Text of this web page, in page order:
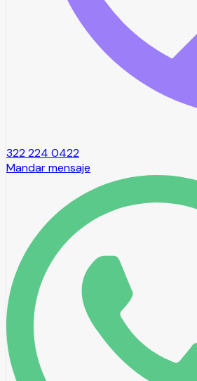
322 224 0422
Mandar mensaje